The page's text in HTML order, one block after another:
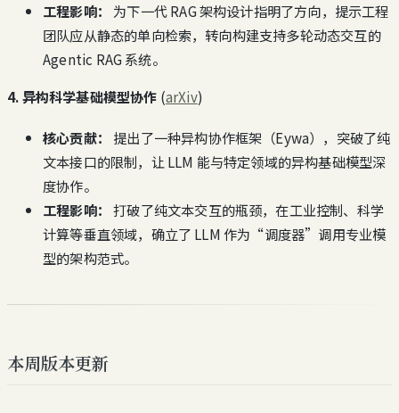
工程影响：
为下一代 RAG 架构设计指明了方向，提示工程
团队应从静态的单向检索，转向构建支持多轮动态交互的
Agentic RAG 系统。
4. 异构科学基础模型协作 (arXiv)
核心贡献：
提出了一种异构协作框架（Eywa），突破了纯
文本接口的限制，让 LLM 能与特定领域的异构基础模型深
度协作。
工程影响： 打破了纯文本交互的瓶颈，在工业控制、科学
计算等垂直领域，确立了 LLM 作为“调度器”调用专业模
型的架构范式。
本周版本更新